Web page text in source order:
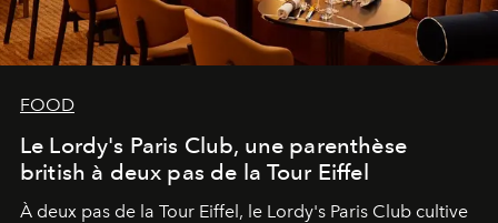
FOOD
Le Lordy's Paris Club, une parenthèse
british à deux pas de la Tour Eiffel
À deux pas de la Tour Eiffel, le Lordy's Paris Club cultive